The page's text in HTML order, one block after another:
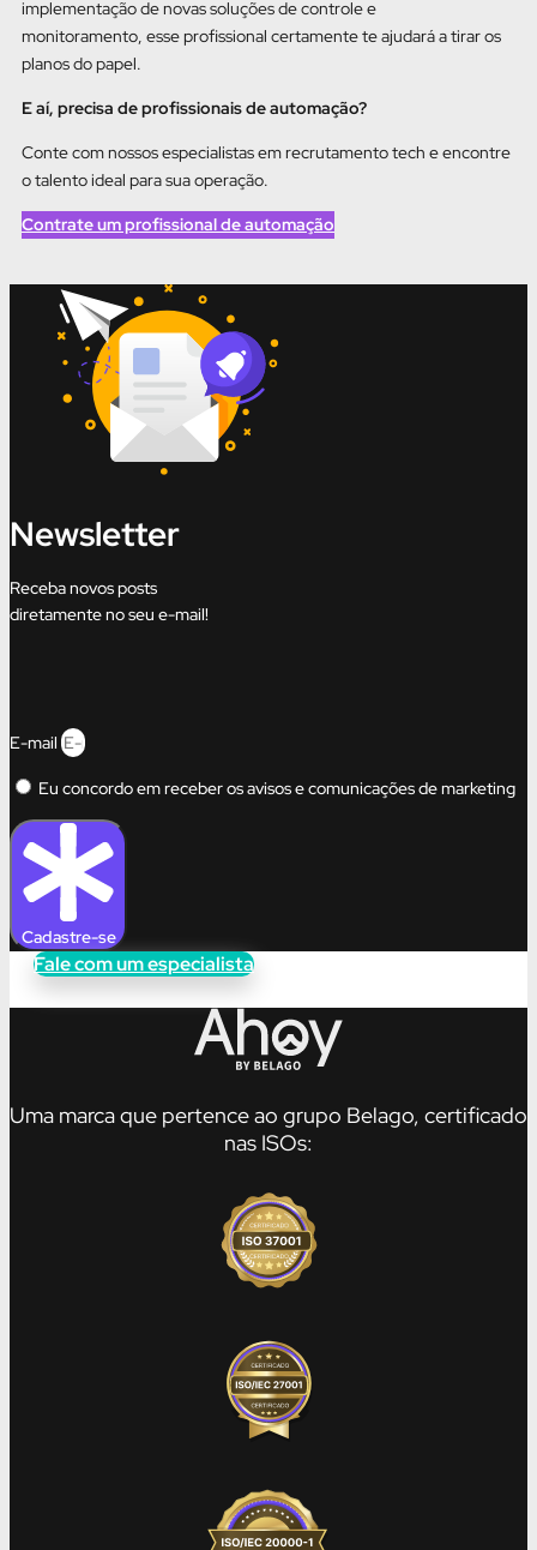
implementação de novas soluções de controle e
monitoramento, esse profissional certamente te ajudará a tirar os
planos do papel.
E aí, precisa de profissionais de automação?
Conte com nossos especialistas em recrutamento tech e encontre
o talento ideal para sua operação.
Contrate um profissional de automação
Newsletter
Receba novos posts
diretamente no seu e-mail!
E-mail
Eu concordo em receber os avisos e comunicações de marketing
Cadastre-se
Fale com um especialista
Uma marca que pertence ao grupo Belago, certificado
nas ISOs: